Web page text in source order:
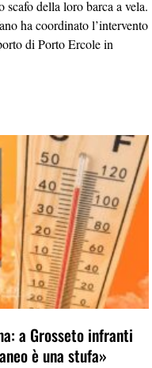
scafo della loro barca a vela.
ha coordinato l’intervento
di Porto Ercole in
a Grosseto infranti
è una stufa»